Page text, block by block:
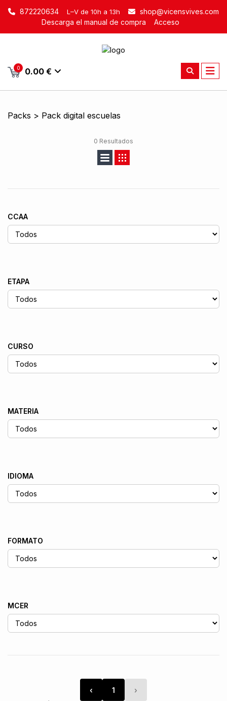
872220634 L–V de 10h a 13h
shop@vicensvives.com
Descarga el manual de compra
Acceso
0 0.00 €
Packs > Pack digital escuelas
0 Resultados
CCAA
ETAPA
CURSO
MATERIA
IDIOMA
FORMATO
MCER
‹ 1 ›